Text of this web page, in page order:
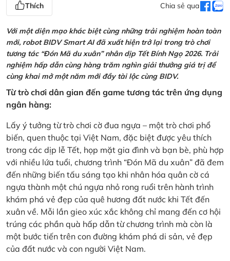
Thích Chia sẻ qua
Với một diện mạo khác biệt cùng những trải nghiệm hoàn toàn
mới, robot BIDV Smart AI đã xuất hiện trở lại trong trò chơi
tương tác “Đón Mã du xuân” nhân dịp Tết Bính Ngọ 2026. Trải
nghiệm hấp dẫn cùng hàng trăm nghìn giải thưởng giá trị để
cùng khai mở một năm mới đầy tài lộc cùng BIDV.
Từ trò chơi dân gian đến game tương tác trên ứng dụng
ngân hàng:
Lấy ý tưởng từ trò chơi cờ đua ngựa – một trò chơi phổ
biến, quen thuộc tại Việt Nam, đặc biệt được yêu thích
trong các dịp lễ Tết, họp mặt gia đình và bạn bè, phù hợp
với nhiều lứa tuổi, chương trình “Đón Mã du xuân” đã đem
đến những biến tấu sáng tạo khi nhân hóa quân cờ cá
ngựa thành một chú ngựa nhỏ rong ruổi trên hành trình
khám phá vẻ đẹp của quê hương đất nước khi Tết đến
xuân về. Mỗi lần gieo xúc xắc không chỉ mang đến cơ hội
trúng các phần quà hấp dẫn từ chương trình mà còn là
một bước tiến trên con đường khám phá di sản, vẻ đẹp
của đất nước và con người Việt Nam.